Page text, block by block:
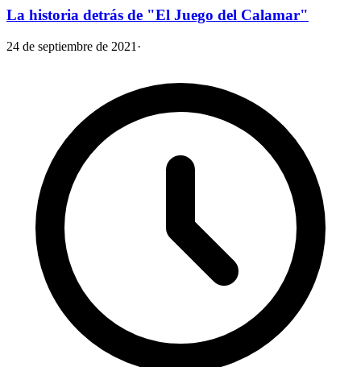
La historia detrás de "El Juego del Calamar"
24 de septiembre de 2021 ·